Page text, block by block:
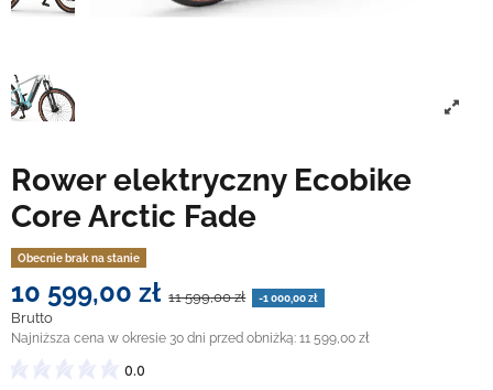
Rower elektryczny Ecobike
Core Arctic Fade
Obecnie brak na stanie
10 599,00 zł 11 599,00 zł -1 000,00 zł
Brutto
Najniższa cena w okresie 30 dni przed obniżką: 11 599,00 zł
0.0